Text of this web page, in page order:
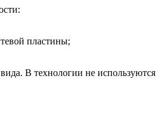
пластины;
В технологии не используются